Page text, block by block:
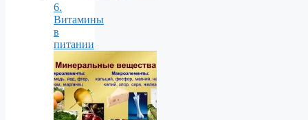
6.
Витамины
в
питании